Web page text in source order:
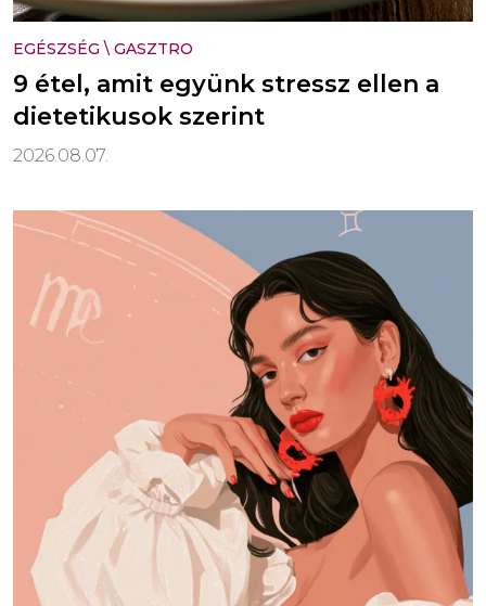
EGÉSZSÉG \ GASZTRO
9 étel, amit együnk stressz ellen a
dietetikusok szerint
2026.08.07.